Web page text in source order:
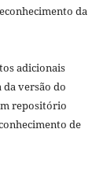
da
adicionais
versão do
repositório
de